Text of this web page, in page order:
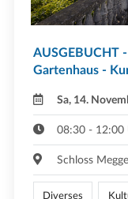
AUSGEBUCHT
Gartenhaus -
Sa, 14.
08:30 - 12:00
Schloss
Diverses